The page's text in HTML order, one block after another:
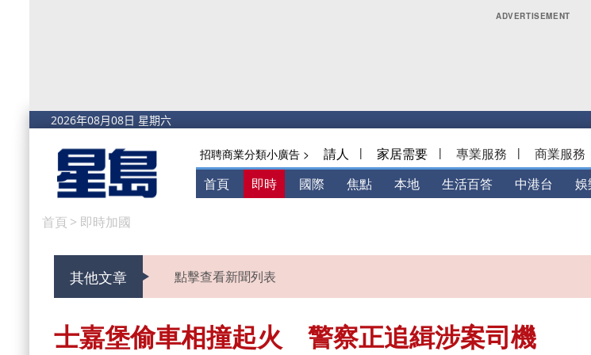
招聘商業分類小廣告 > 請人 | 家居需要 | 專業服務 | 商業服務
首頁 即時 國際 焦點 本地 生活百答 中港台 娛
首頁 > 即時加國
其他文章 點擊查看新聞列表
士嘉堡偷車相撞起火 警察正追緝涉案司機